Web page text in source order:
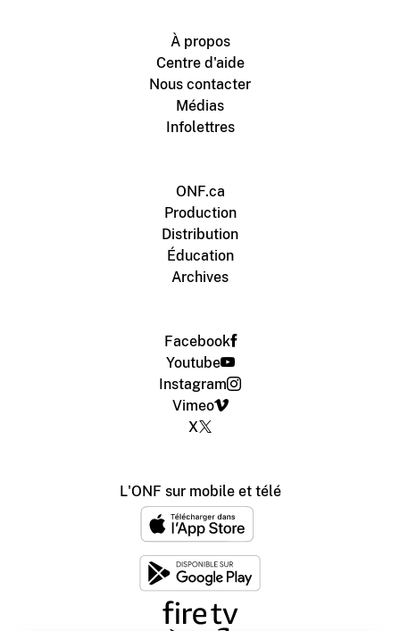
À propos
Centre d'aide
Nous contacter
Médias
Infolettres
ONF.ca
Production
Distribution
Éducation
Archives
Facebook
Youtube
Instagram
Vimeo
X
L'ONF sur mobile et télé